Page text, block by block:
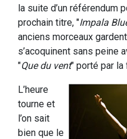
la suite d’un référendum
prochain titre, "Impala
anciens morceaux
s’acoquinent sans peine
"Que du vent" porté par
L’heure
tourne et
l’on sait
bien que le